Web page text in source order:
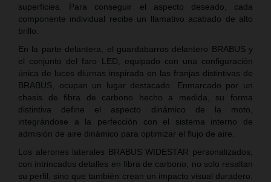
superficies. Para conseguir el aspecto deseado, cada
componente individual recibe un llamativo acabado de alto
brillo.
En la parte delantera, el guardabarros delantero BRABUS y
el conjunto del faro LED, equipado con una configuración
única de luces diurnas inspirada en las franjas distintivas de
BRABUS, ocupan un lugar destacado. Enmarcado por un
chasis de fibra de carbono hecho a medida, su forma
distintiva define el aspecto dinámico de la moto,
integrándose a la perfección con el sistema interno de
admisión de aire dinámico para optimizar el flujo de aire.
Los alerones laterales BRABUS WIDESTAR personalizados,
con intrincados detalles en fibra de carbono, no solo resaltan
su perfil, sino que también crean un impacto visual duradero.